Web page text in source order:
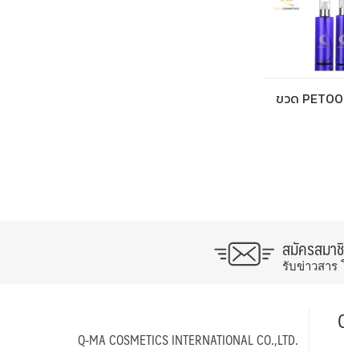
ขวด
สมัครสมา
รับข่าวสาร
Q-MA COSMETICS INTERNATIONAL CO.,LTD.